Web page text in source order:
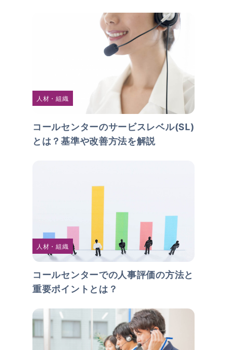
人材・組織
コールセンターのサービスレベル(SL)
とは？基準や改善方法を解説
人材・組織
コールセンターでの人事評価の方法と
重要ポイントとは？